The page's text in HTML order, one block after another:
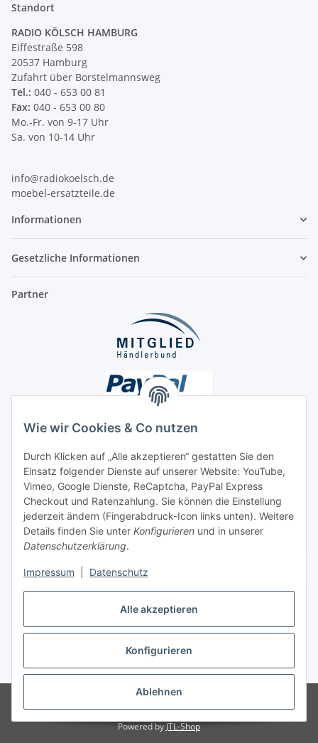
Alle akzeptieren
Konfigurieren
Ablehnen
Wie wir Cookies & Co nutzen
Durch Klicken auf „Alle akzeptieren“ gestatten Sie den
Einsatz folgender Dienste auf unserer Website: YouTube,
Vimeo, Google Dienste, ReCaptcha, PayPal Express
Checkout und Ratenzahlung. Sie können die Einstellung
jederzeit ändern (Fingerabdruck-Icon links unten). Weitere
Details finden Sie unter Konfigurieren und in unserer
Datenschutzerklärung.
Impressum Datenschutz
Standort
RADIO KÖLSCH HAMBURG
Eiffestraße 598
20537 Hamburg
Zufahrt über Borstelmannsweg
Tel.: 040 - 653 00 81
Fax: 040 - 653 00 80
Mo.-Fr. von 9-17 Uhr
Sa. von 10-14 Uhr
info@radiokoelsch.de
moebel-ersatzteile.de
Informationen
Gesetzliche Informationen
Partner
Unsere Seiten
Social Media
Vertrag widerrufen
* Alle Preise inkl. gesetzlicher USt., ** siehe Lieferbedingungen, zzgl.
Versand
Onlineshop für Endkunden und Wiederverkäufer
Powered byJTL-Shop